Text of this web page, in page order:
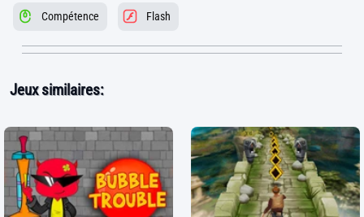
Compétence Flash
Jeux similaires: